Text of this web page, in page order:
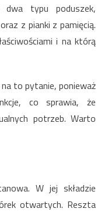
dwa typu poduszek,
z pianki z pamięcią.
i na którą
to pytanie, ponieważ
co sprawia, że
potrzeb. Warto
W jej składzie
otwartych. Reszta